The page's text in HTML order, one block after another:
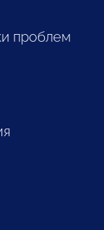
проблем